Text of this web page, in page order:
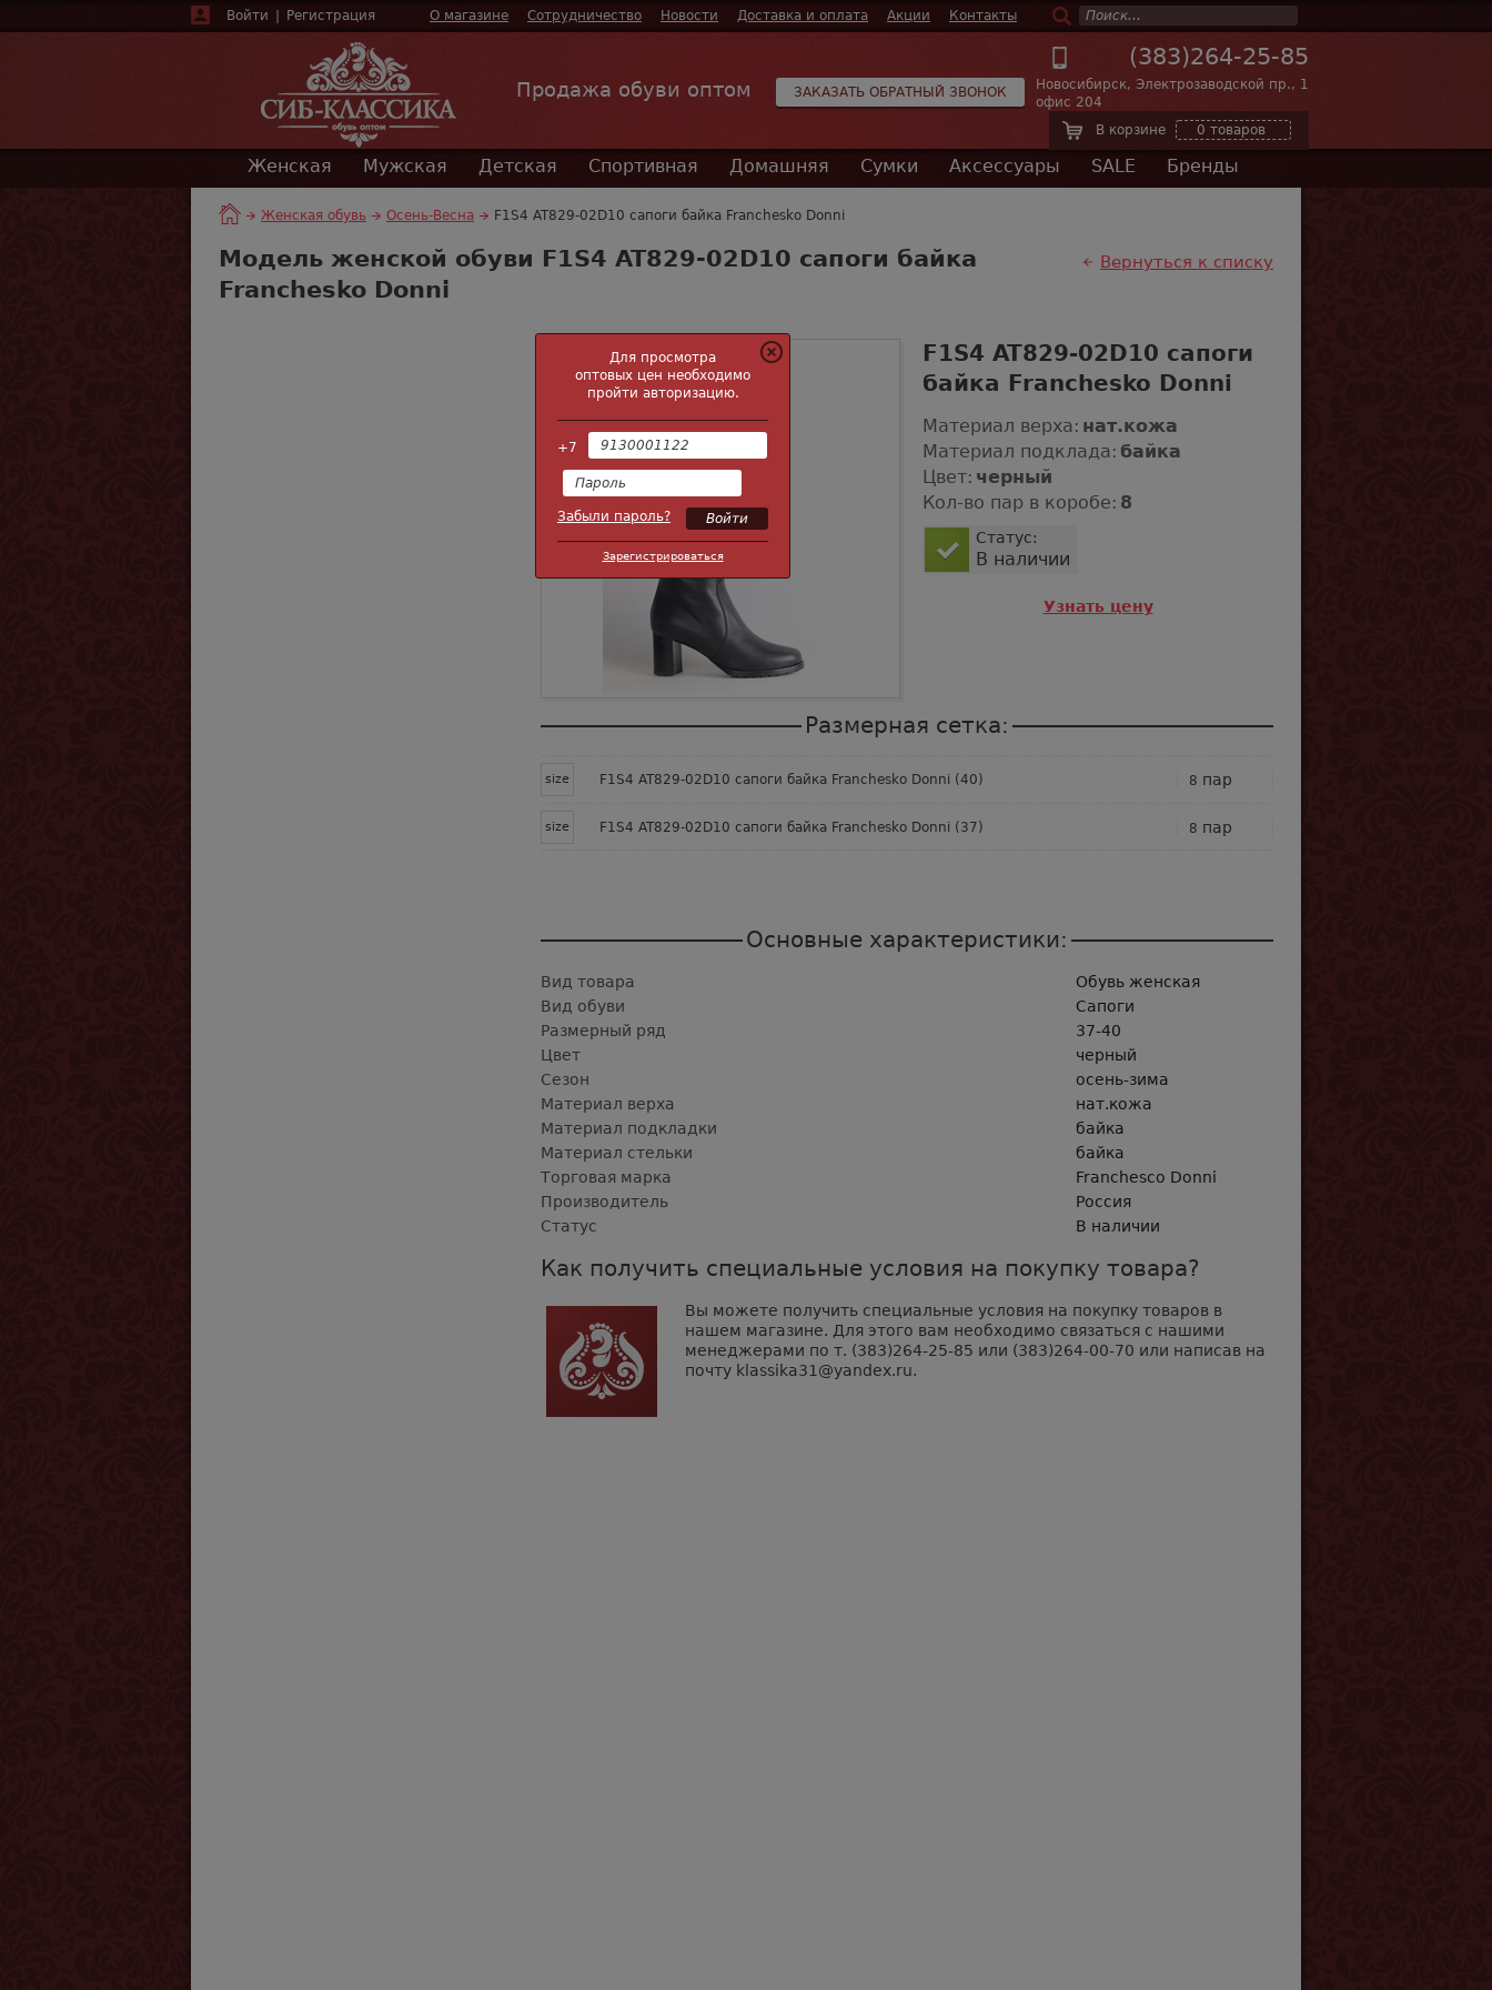
Войти Регистрация О магазине Сотрудничество Новости Доставка и оплата Акции Контакты
Продажа обуви оптом ЗАКАЗАТЬ ОБРАТНЫЙ ЗВОНОК
(383)264-25-85
Новосибирск, Электрозаводской пр., 1
офис 204
В корзине
0 товаров
Женская Мужская Детская Спортивная Домашняя Сумки Аксессуары SALE Бренды
Женская обувь Осень-Весна F1S4 AT829-02D10 сапоги байка Franchesko Donni
Вернуться к списку
Модель женской обуви F1S4 AT829-02D10 сапоги байка
Franchesko Donni
F1S4 AT829-02D10 сапоги
байка Franchesko Donni
Материал верха: нат.кожа
Материал подклада: байка
Цвет: черный
Кол-во пар в коробе: 8
Статус:
В наличии
Узнать цену
Размерная сетка:
size F1S4 AT829-02D10 сапоги байка Franchesko Donni (40) 8 пар
size F1S4 AT829-02D10 сапоги байка Franchesko Donni (37) 8 пар
Основные характеристики:
Вид товара
Обувь женская
Вид обуви
Сапоги
Размерный ряд
37-40
Цвет
черный
Сезон
осень-зима
Материал верха
нат.кожа
Материал подкладки
байка
Материал стельки
байка
Торговая марка
Franchesсo Donni
Производитель
Россия
Статус
В наличии
Как получить специальные условия на покупку товара?
Вы можете получить специальные условия на покупку товаров в
нашем магазине. Для этого вам необходимо связаться с нашими
менеджерами по т. (383)264-25-85 или (383)264-00-70 или написав на
почту klassika31@yandex.ru.
Для просмотра
оптовых цен необходимо
пройти авторизацию.
+7
Забыли пароль?
Зарегистрироваться